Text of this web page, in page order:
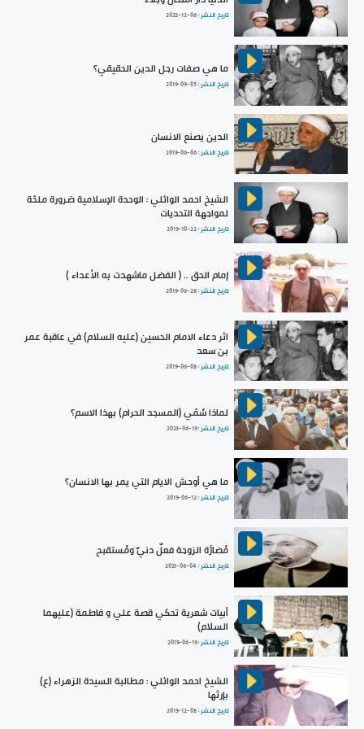
تاريخ النشر :2022-12-06
ما هي صفات رجل الدين الحقيقي؟
تاريخ النشر :2019-09-05
الدين يصنع الانسان
تاريخ النشر :2019-06-06
الشيخ احمد الوائلي : الوحدة الإسلامية ضرورة ملحّة
لمواجهة التحديات
تاريخ النشر :2019-10-22
إمام الحق .. ( الفضل ماشهدت به الأعداء )
تاريخ النشر :2019-06-28
اثر دعاء الامام الحسين (عليه السلام) في عاقبة عمر
بن سعد
تاريخ النشر :2019-06-08
لماذا سُمّي (المسجد الحرام) بهذا الاسم؟
تاريخ النشر :2023-06-19
ما هي أوحش الايام التي يمر بها الانسان؟
تاريخ النشر :2019-06-12
مُضارَّة الزوجة فعلٌ دنيٌ ومُستقبح
تاريخ النشر : 2021-06-04
أبيات شعرية تحكي قصة علي و فاطمة (عليهما
السلام)
تاريخ النشر :2019-06-19
الشيخ احمد الوائلي : مطالبة السيدة الزهراء (ع)
بإرثها
تاريخ النشر :2019-12-08